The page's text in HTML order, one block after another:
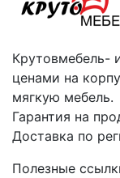
Крутовмебель-
ценами на
мягкую мебель.
Гарантия на
Доставка по
Полезные